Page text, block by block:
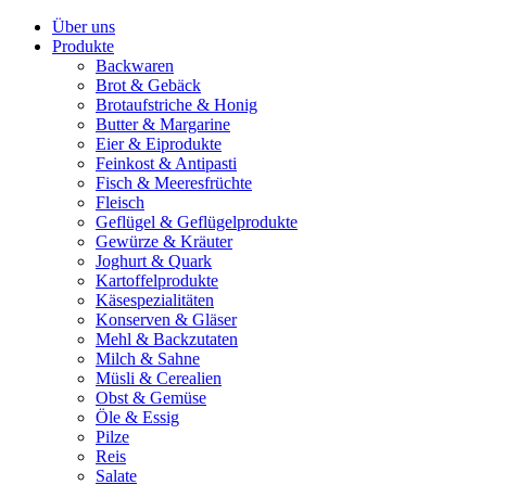
Über uns
Produkte
Backwaren
Brot & Gebäck
Brotaufstriche & Honig
Butter & Margarine
Eier & Eiprodukte
Feinkost & Antipasti
Fisch & Meeresfrüchte
Fleisch
Geflügel & Geflügelprodukte
Gewürze & Kräuter
Joghurt & Quark
Kartoffelprodukte
Käsespezialitäten
Konserven & Gläser
Mehl & Backzutaten
Milch & Sahne
Müsli & Cerealien
Obst & Gemüse
Öle & Essig
Pilze
Reis
Salate